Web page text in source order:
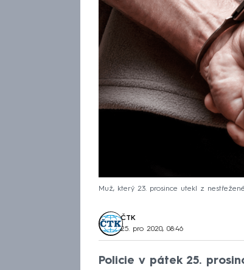
Muž, který 23. prosince utekl z
ČTK
25. pro 2020, 08:46
Policie v pátek 25.